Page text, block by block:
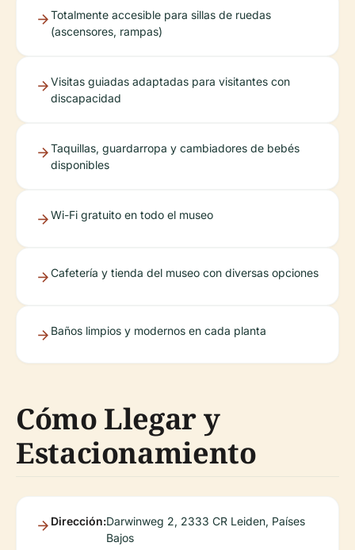
Totalmente accesible para sillas de ruedas
(ascensores, rampas)
Visitas guiadas adaptadas para visitantes con
discapacidad
Taquillas, guardarropa y cambiadores de bebés
disponibles
Wi-Fi gratuito en todo el museo
Cafetería y tienda del museo con diversas opciones
Baños limpios y modernos en cada planta
Cómo Llegar y
Estacionamiento
Dirección:Darwinweg 2, 2333 CR Leiden, Países
Bajos